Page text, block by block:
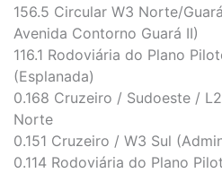
156.5 Circular W3 Norte/
Avenida Contorno Guará II)
116.1 Rodoviária do Plano
(Esplanada)
0.168 Cruzeiro / Sudoeste /
Norte
0.151 Cruzeiro / W3 Sul
0.114 Rodoviária do Plano